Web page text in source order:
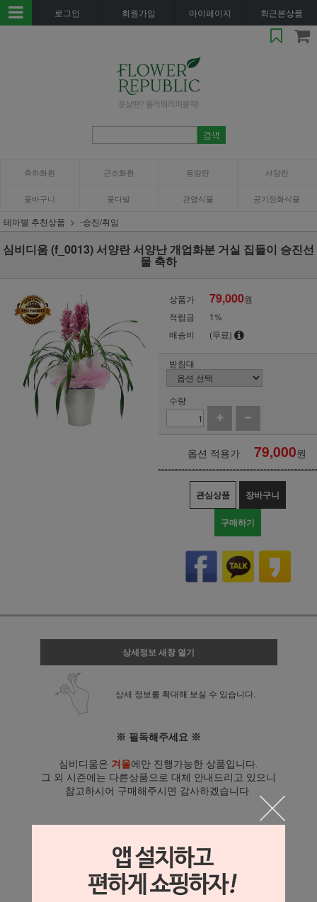
로그인 회원가입 마이페이지 최근본상품
축하화환 근조화환 동양란 서양란
꽃바구니 꽃다발 관엽식물 공기정화식물
테마별 추천상품 -승진/취임
심비디움 (f_0013) 서양란 서양난 개업화분 거실 집들이 승진선
물 축하
상품가 79,000원
적립금
1%
배송비
(무료)
받침대
수량
옵션 적용가 79,000원
관심상품 장바구니
구매하기
상세정보 새창 열기
상세 정보를 확대해 보실 수 있습니다.
※ 필독해주세요 ※
심비디움은 겨울에만 진행가능한 상품입니다.
그 외 시즌에는 다른상품으로 대체 안내드리고 있으니
참고하시어 구매해주시면 감사하겠습니다.